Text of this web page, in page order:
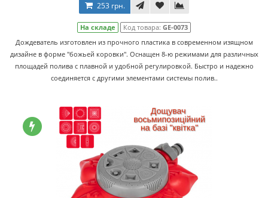
253 грн.
На складе Код товара: GE-0073
Дождеватель изготовлен из прочного пластика в современном изящном
дизайне в форме "божьей коровки". Оснащен 8-ю режимами для различных
площадей полива с плавной и удобной регулировкой. Быстро и надежно
соединяется с другими элементами системы полив..